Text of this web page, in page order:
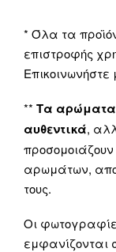
* Όλα τα
επιστροφής
** Τα αρώματα
αυθεντικά,
αρωμάτων,
τους.
Οι
εμφανίζονται